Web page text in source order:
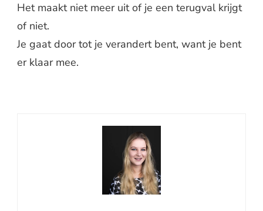
Het maakt niet meer uit of je een terugval krijgt
of niet.
Je gaat door tot je verandert bent, want je bent
er klaar mee.